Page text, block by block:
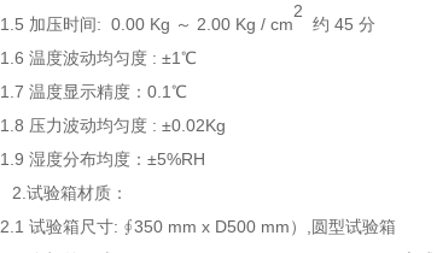
1.5 加压时间: 0.00 Kg ～ 2 .00 Kg / cm
2
约 45 分
1.6 温度波动均匀度 : ±1℃
1.7 温度显示精度：0.1℃
1.8 压力波动均匀度 : ±0.02Kg
1.9 湿度分布均度：±5%RH
2.试验箱材质：
2.1 试验箱尺寸: ∮350 mm x D500 mm）
圆型试验箱